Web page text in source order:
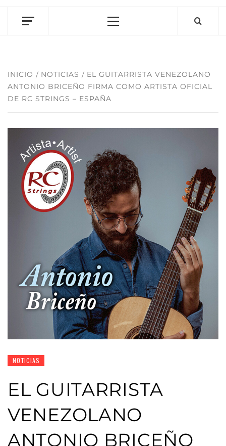
INICIO NOTICIAS
EL GUITARRISTA VENEZOLANO
ANTONIO BRICEÑO FIRMA COMO ARTISTA OFICIAL
DE RC STRINGS – ESPAÑA
NOTICIAS
EL GUITARRISTA
VENEZOLANO
ANTONIO BRICEÑO